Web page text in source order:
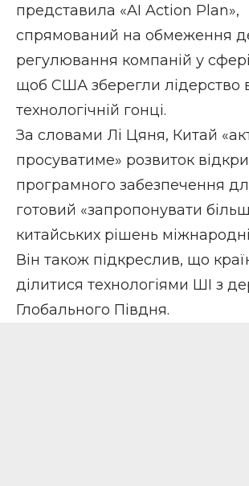
представила «AI Action Plan»,
спрямований на обмеження
регулювання компаній у
щоб США зберегли лідерство
технологічній гонці.
За словами Лі Цяня, Китай
просуватиме» розвиток
програмного забезпечення
готовий «запропонувати
китайських рішень
Він також підкреслив, що
ділитися технологіями ШІ з
Глобального Півдня.